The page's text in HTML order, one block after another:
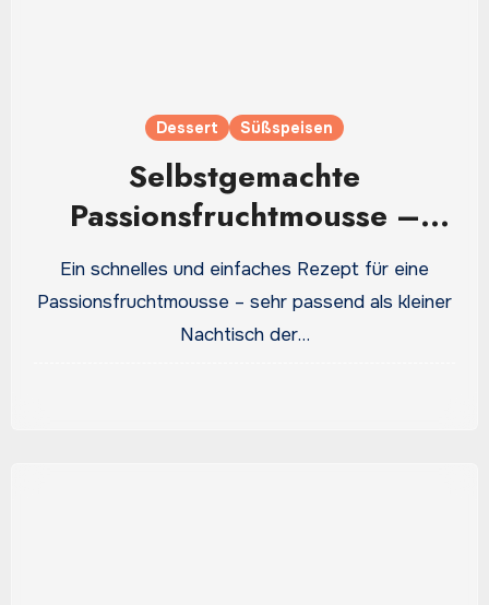
Dessert Süßspeisen
Selbstgemachte
Passionsfruchtmousse –
frisch und richtig lecker
Ein schnelles und einfaches Rezept für eine
Passionsfruchtmousse – sehr passend als kleiner
Nachtisch der…